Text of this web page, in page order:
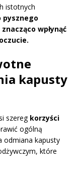
istotnych
pysznego
wpłynąć
kapusty
szereg korzyści
ogólną
odmiana kapusty
które